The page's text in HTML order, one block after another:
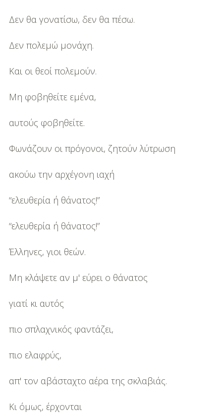
Δεν θα γονατίσω, δεν θα πέσω.
Δεν πολεμώ μονάχη.
Και οι θεοί πολεμούν.
Μη φοβηθείτε εμένα,
αυτούς φοβηθείτε.
Φωνάζουν οι πρόγονοι, ζητούν λύτρωση
ακούω την αρχέγονη ιαχή
“ελευθερία ή θάνατος!”
“ελευθερία ή θάνατος!”
Έλληνες, γιοι θεών.
Μη κλάψετε αν μ' εύρει ο θάνατος
γιατί κι αυτός
πιο σπλαχνικός φαντάζει,
πιο ελαφρύς,
απ' τον αβάσταχτο αέρα της σκλαβιάς.
Κι όμως, έρχονται